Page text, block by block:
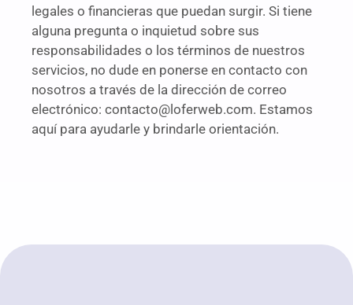
legales o financieras que puedan surgir. Si tiene
alguna pregunta o inquietud sobre sus
responsabilidades o los términos de nuestros
servicios, no dude en ponerse en contacto con
nosotros a través de la dirección de correo
electrónico: contacto@loferweb.com. Estamos
aquí para ayudarle y brindarle orientación.